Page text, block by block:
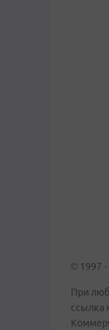
© 1997 -
При
ссылка